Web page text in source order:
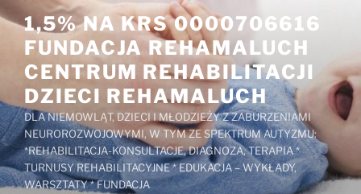
Przejdź
do
treści
1,5% NA KRS 0000706616
FUNDACJA REHAMALUCH
CENTRUM REHABILITACJI
DZIECI REHAMALUCH
DLA NIEMOWLĄT, DZIECI I MŁODZIEŻY Z ZABURZENIAMI
NEUROROZWOJOWYMI, W TYM ZE SPEKTRUM AUTYZMU:
*REHABILITACJA-KONSULTACJE, DIAGNOZA, TERAPIA *
TURNUSY REHABILITACYJNE * EDUKACJA – WYKŁADY,
WARSZTATY * FUNDACJA